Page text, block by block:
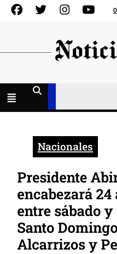
Skip
FacebookGorjeo Instagram
Nacionales
Presidente
encabezará
entre sábado
Santo
Alcarrizos y